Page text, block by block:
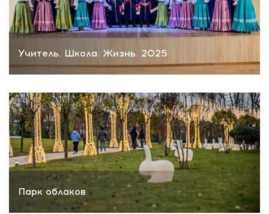
Учитель. Школа. Жизнь. 2025
Парк облаков